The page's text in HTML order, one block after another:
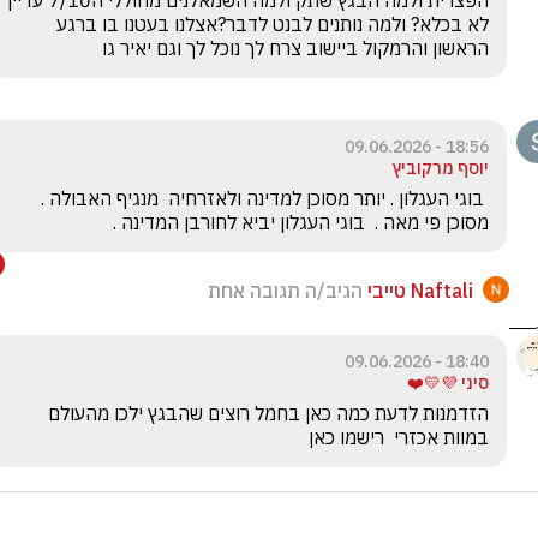
הראשון והרמקול ביישוב צרח לך נוכל לך וגם יאיר גו
18:56 - 09.06.2026
יוסף מרקוביץ
מסוכן פי מאה .  בוגי העגלון יביא לחורבן המדינה .
Naftali טייבי הגיב/ה תגובה אחת
18:40 - 09.06.2026
סיני 💜💛❤️
במוות אכזרי  רישמו כאן